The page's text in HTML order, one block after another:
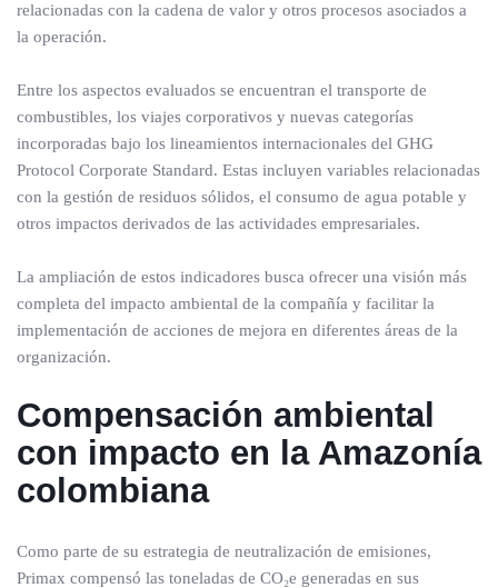
relacionadas con la cadena de valor y otros procesos asociados a
la operación.
Entre los aspectos evaluados se encuentran el transporte de
combustibles, los viajes corporativos y nuevas categorías
incorporadas bajo los lineamientos internacionales del GHG
Protocol Corporate Standard. Estas incluyen variables relacionadas
con la gestión de residuos sólidos, el consumo de agua potable y
otros impactos derivados de las actividades empresariales.
La ampliación de estos indicadores busca ofrecer una visión más
completa del impacto ambiental de la compañía y facilitar la
implementación de acciones de mejora en diferentes áreas de la
organización.
Compensación ambiental
con impacto en la Amazonía
colombiana
Como parte de su estrategia de neutralización de emisiones,
Primax compensó las toneladas de CO₂e generadas en sus